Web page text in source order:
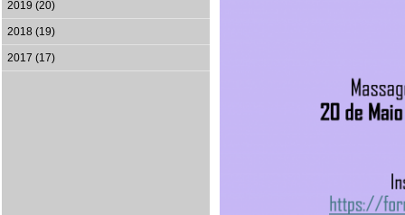
2019 (20)
2018 (19)
2017 (17)